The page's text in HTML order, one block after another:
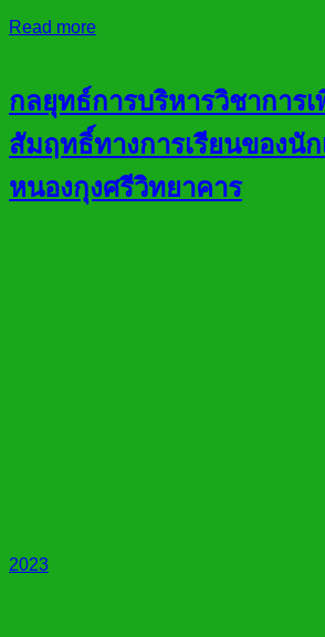
Read more
กลยุทธ์การบริหารวิชาการ
สัมฤทธิ์ทางการเรียนของนัก
หนองกุงศรีวิทยาคาร
2023